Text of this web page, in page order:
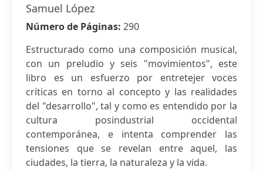
Samuel López
Número de Páginas: 290
Estructurado como una composición musical,
con un preludio y seis "movimientos", este
libro es un esfuerzo por entretejer voces
críticas en torno al concepto y las realidades
del "desarrollo", tal y como es entendido por la
cultura posindustrial occidental
contemporánea, e intenta comprender las
tensiones que se revelan entre aquel, las
ciudades, la tierra, la naturaleza y la vida.